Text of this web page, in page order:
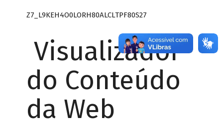
Z7_L9KEH4O0LORH80ALCLTPF80S27
Visualizador
do Conteúdo
da Web